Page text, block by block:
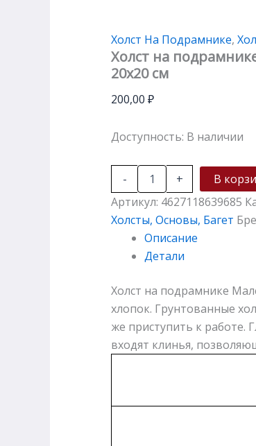
Холст На Подрамнике,
Холст на
20х20 см
200,00 ₽
Доступность: В наличии
- +
В
Артикул: 4627118639685
Холсты, Основы, Багет
Описание
Детали
Холст на подрамнике
хлопок. Грунтованные
же приступить к работе.
входят клинья,